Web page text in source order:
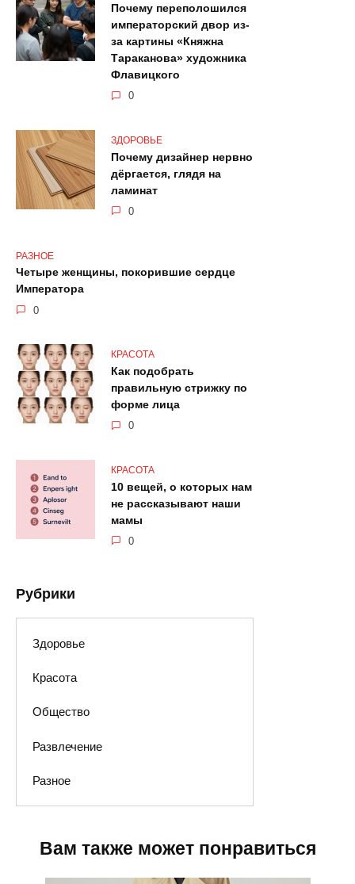
Почему переполошился
императорский двор из-
за картины «Княжна
Тараканова» художника
Флавицкого
0
ЗДОРОВЬЕ
Почему дизайнер нервно
дёргается, глядя на
ламинат
0
РАЗНОЕ
Четыре женщины, покорившие сердце
Императора
0
КРАСОТА
Как подобрать
правильную стрижку по
форме лица
0
КРАСОТА
10 вещей, о которых нам
не рассказывают наши
мамы
0
Рубрики
Здоровье
Красота
Общество
Развлечение
Разное
Вам также может понравиться